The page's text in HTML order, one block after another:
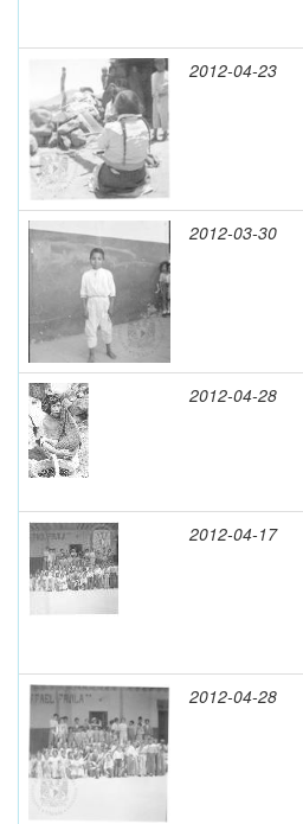
2012-04-23
2012-03-30
2012-04-28
2012-04-17
2012-04-28